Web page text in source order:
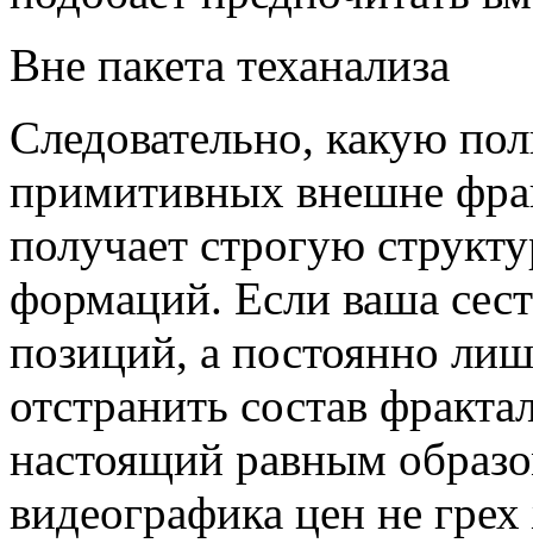
Вне пакета теханализа
Следовательно, какую
примитивных внешне
получает строгую
формаций. Если ваша
позиций, а постоянно
отстранить состав
настоящий равным
видеографика цен не